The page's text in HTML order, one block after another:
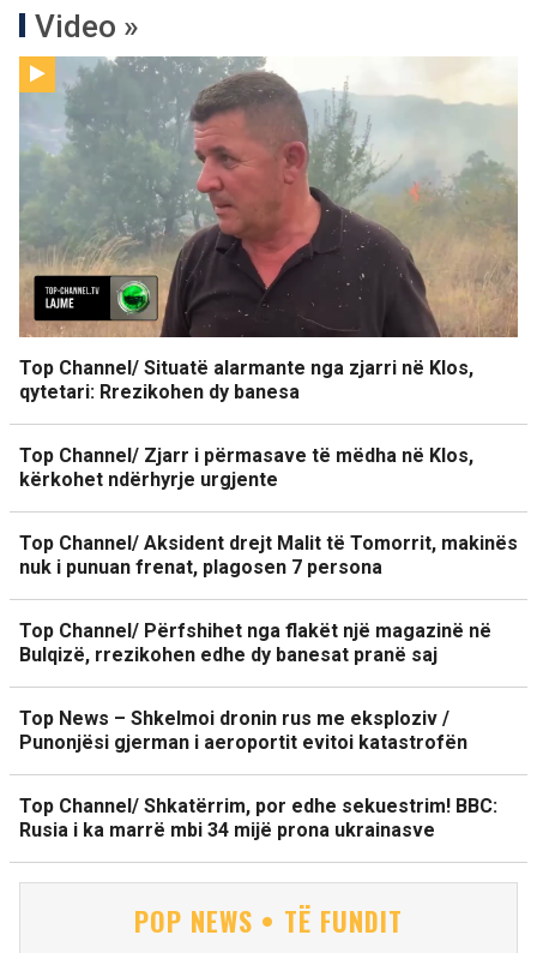
Video »
Top Channel/ Situatë alarmante nga zjarri në Klos,
qytetari: Rrezikohen dy banesa
Top Channel/ Zjarr i përmasave të mëdha në Klos,
kërkohet ndërhyrje urgjente
Top Channel/ Aksident drejt Malit të Tomorrit, makinës
nuk i punuan frenat, plagosen 7 persona
Top Channel/ Përfshihet nga flakët një magazinë në
Bulqizë, rrezikohen edhe dy banesat pranë saj
Top News – Shkelmoi dronin rus me eksploziv /
Punonjësi gjerman i aeroportit evitoi katastrofën
Top Channel/ Shkatërrim, por edhe sekuestrim! BBC:
Rusia i ka marrë mbi 34 mijë prona ukrainasve
POP NEWS • TË FUNDIT